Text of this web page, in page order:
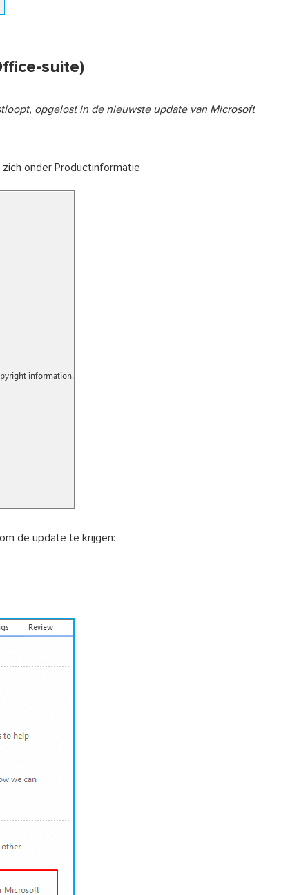
suite)
opgelost in de nieuwste update van Microsoft
zich onder Productinformatie
de update te krijgen: